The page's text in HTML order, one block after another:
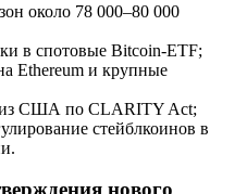
около 78 000–80 000
в спотовые Bitcoin-ETF;
Ethereum и крупные
из США по CLARITY Act;
стейблкоинов в